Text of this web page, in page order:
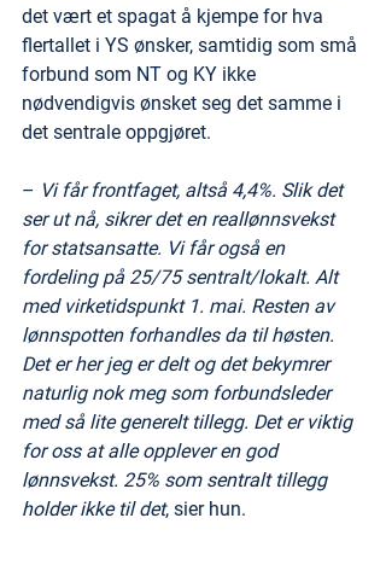
det vært et spagat å kjempe for hva
flertallet i YS ønsker, samtidig som små
forbund som NT og KY ikke
nødvendigvis ønsket seg det samme i
det sentrale oppgjøret.
– Vi får frontfaget, altså 4,4%. Slik det
ser ut nå, sikrer det en reallønnsvekst
for statsansatte. Vi får også en
fordeling på 25/75 sentralt/lokalt. Alt
med virketidspunkt 1. mai. Resten av
lønnspotten forhandles da til høsten.
Det er her jeg er delt og det bekymrer
naturlig nok meg som forbundsleder
med så lite generelt tillegg. Det er viktig
for oss at alle opplever en god
lønnsvekst. 25% som sentralt tillegg
holder ikke til det, sier hun.